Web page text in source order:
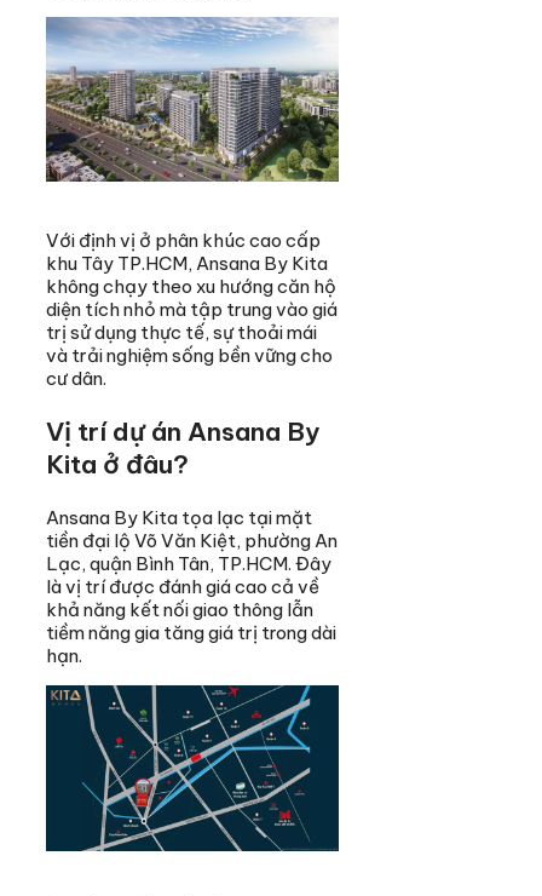
Với định vị ở phân khúc cao cấp
khu Tây TP.HCM, Ansana By Kita
không chạy theo xu hướng căn hộ
diện tích nhỏ mà tập trung vào giá
trị sử dụng thực tế, sự thoải mái
và trải nghiệm sống bền vững cho
cư dân.
Vị trí dự án Ansana By
Kita ở đâu?
Ansana By Kita tọa lạc tại mặt
tiền đại lộ Võ Văn Kiệt, phường An
Lạc, quận Bình Tân, TP.HCM. Đây
là vị trí được đánh giá cao cả về
khả năng kết nối giao thông lẫn
tiềm năng gia tăng giá trị trong dài
hạn.